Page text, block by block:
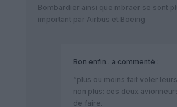
Bombardier ainsi que mbraer se sont
important par Airbus et Boeing
Bon enfin.. a commenté :
“plus ou moins fait voler
non plus: ces deux
de faire.